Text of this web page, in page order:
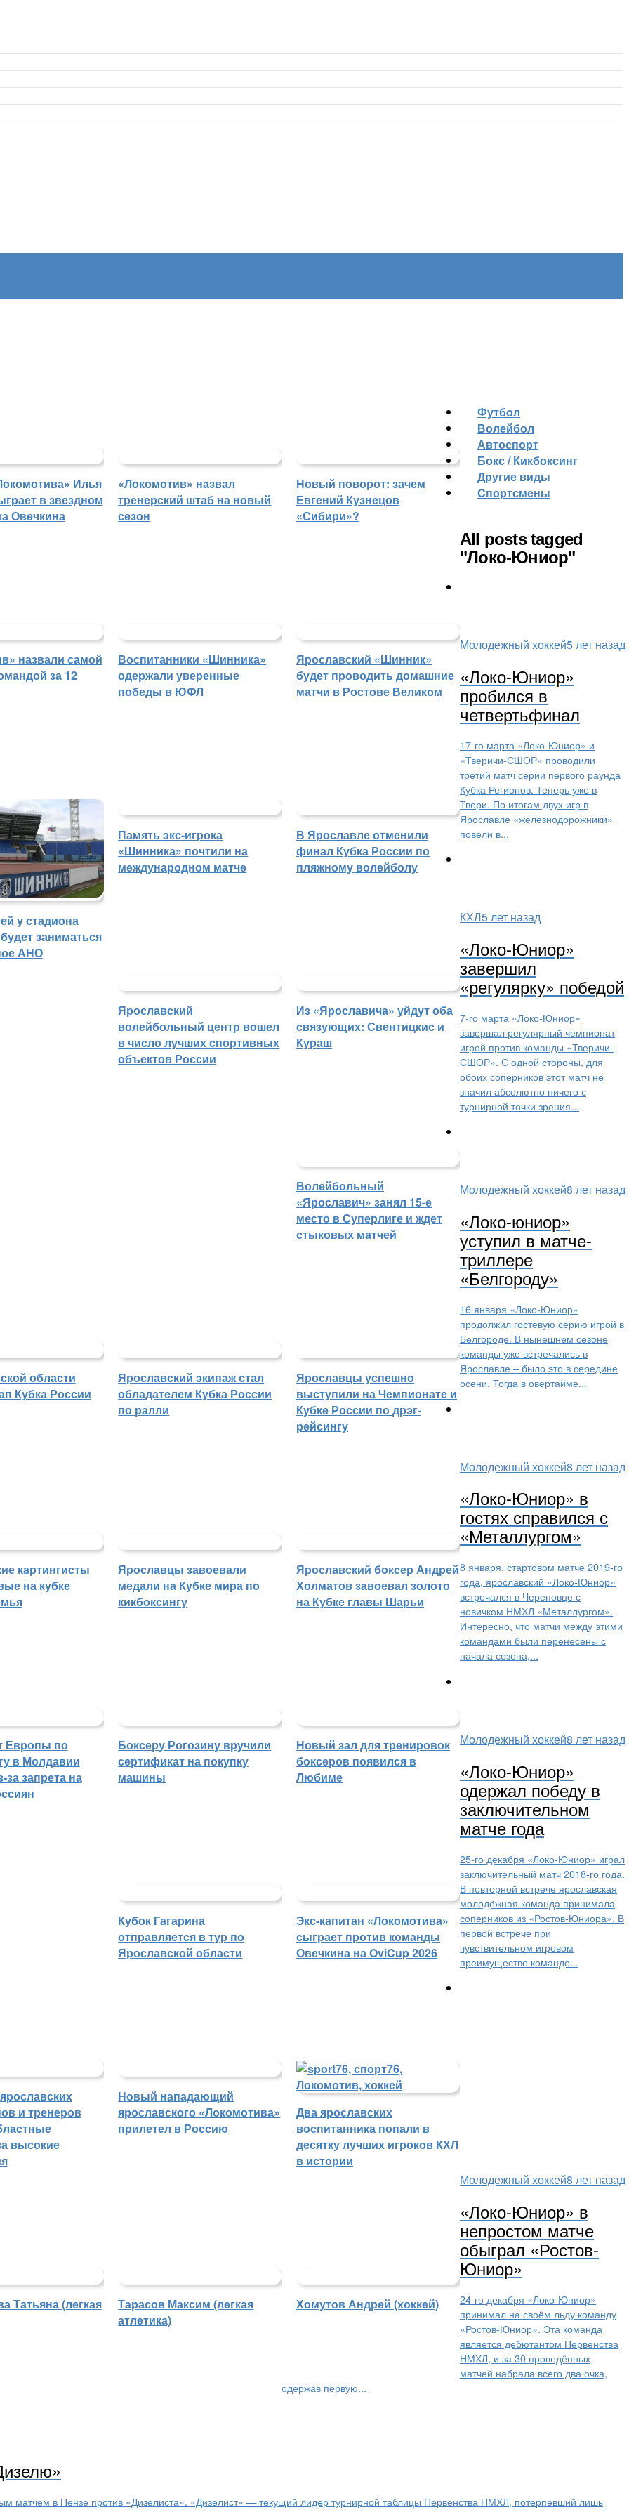
Илья
в звездном
Овечкина
«Локомотив» назвал
тренерский штаб на новый
сезон
Новый поворот: зачем
Евгений Кузнецов
«Сибири»?
назвали самой
за 12
Футбол
Воспитанники «Шинника»
одержали уверенные
победы в ЮФЛ
Ярославский «Шинник»
будет проводить домашние
матчи в Ростове Великом
у стадиона
заниматься
АНО
Память экс-игрока
«Шинника» почтили на
международном матче
Волейбол
В Ярославле отменили
финал Кубка России по
пляжному волейболу
Ярославский
волейбольный центр вошел
в число лучших спортивных
объектов России
Из «Ярославича» уйдут оба
связующих: Свентицкис и
Кураш
Волейбольный
«Ярославич» занял 15-е
место в Суперлиге и ждет
стыковых матчей
Автоспорт
области
Кубка России
Ярославский экипаж стал
обладателем Кубка России
по ралли
Ярославцы успешно
выступили на Чемпионате и
Кубке России по дрэг-
рейсингу
картингисты
на кубке
Бокс / Кикбоксинг
Ярославцы завоевали
медали на Кубке мира по
кикбоксингу
Ярославский боксер Андрей
Холматов завоевал золото
на Кубке главы Шарьи
Европы по
в Молдавии
за запрета на
Боксеру Рогозину вручили
сертификат на покупку
машины
Новый зал для тренировок
боксеров появился в
Любиме
Другие виды
Кубок Гагарина
отправляется в тур по
Ярославской области
Экс-капитан «Локомотива»
сыграет против команды
Овечкина на OviCup 2026
и тренеров
высокие
Новый нападающий
ярославского «Локомотива»
прилетел в Россию
Cпортсмены
Два ярославских
воспитанника попали в
десятку лучших игроков КХЛ
в истории
Татьяна (легкая
Тарасов Максим (легкая
атлетика)
Хомутов Андрей (хоккей)
All posts tagged
"Локо-Юниор"
Молодежный хоккей5 лет назад
«Локо-Юниор»
пробился в
четвертьфинал
17-го марта «Локо-Юниор» и
«Тверичи-СШОР» проводили
третий матч серии первого раунда
Кубка Регионов. Теперь уже в
Твери. По итогам двух игр в
Ярославле «железнодорожники»
повели в...
КХЛ5 лет назад
«Локо-Юниор»
завершил
«регулярку» победой
7-го марта «Локо-Юниор»
завершал регулярный чемпионат
игрой против команды «Тверичи-
СШОР». С одной стороны, для
обоих соперников этот матч не
значил абсолютно ничего с
турнирной точки зрения...
Молодежный хоккей8 лет назад
«Локо-юниор»
уступил в матче-
триллере
«Белгороду»
16 января «Локо-Юниор»
продолжил гостевую серию игрой в
Белгороде. В нынешнем сезоне
команды уже встречались в
Ярославле – было это в середине
осени. Тогда в овертайме...
Молодежный хоккей8 лет назад
«Локо-Юниор» в
гостях справился с
«Металлургом»
8 января, стартовом матче 2019-го
года, ярославский «Локо-Юниор»
встречался в Череповце с
новичком НМХЛ «Металлургом».
Интересно, что матчи между этими
командами были перенесены с
начала сезона,...
Молодежный хоккей8 лет назад
«Локо-Юниор»
одержал победу в
заключительном
матче года
25-го декабря «Локо-Юниор» играл
заключительный матч 2018-го года.
В повторной встрече ярославская
молодёжная команда принимала
соперников из «Ростов-Юниора». В
первой встрече при
чувствительном игровом
преимуществе команде...
Молодежный хоккей8 лет назад
«Локо-Юниор» в
непростом матче
обыграл «Ростов-
Юниор»
24-го декабря «Локо-Юниор»
принимал на своём льду команду
«Ростов-Юниор». Эта команда
является дебютантом Первенства
НМХЛ, и за 30 проведённых
матчей набрала всего два очка,
одержав первую...
матчем в Пензе против «Дизелиста». «Дизелист» — текущий лидер турнирной таблицы Первенства НМХЛ, потерпевший лишь